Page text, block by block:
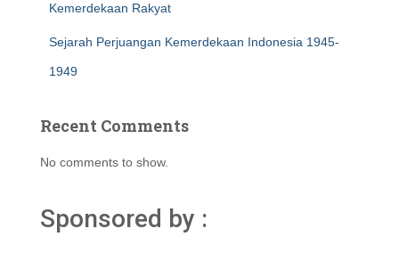
Kemerdekaan Rakyat
Sejarah Perjuangan Kemerdekaan Indonesia 1945-
1949
Recent Comments
No comments to show.
Sponsored by :